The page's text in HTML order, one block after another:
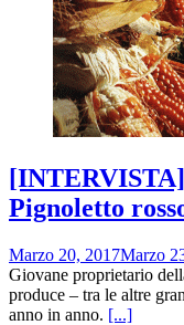
Pignoletto
Marzo 20, 2017Marzo
Giovane proprietario
produce – tra le altre
anno in anno. [...]